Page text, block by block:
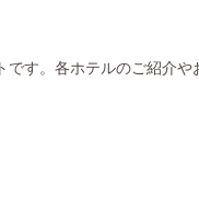
す。各ホテルのご紹介や